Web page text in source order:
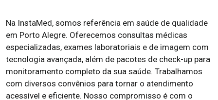
Na InstaMed, somos referência em saúde de qualidade
em Porto Alegre. Oferecemos consultas médicas
especializadas, exames laboratoriais e de imagem com
tecnologia avançada, além de pacotes de check-up para
monitoramento completo da sua saúde. Trabalhamos
com diversos convênios para tornar o atendimento
acessível e eficiente. Nosso compromisso é com o